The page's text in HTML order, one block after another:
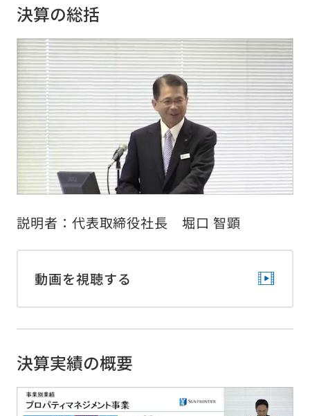
サイトのご利用について
個人情報保護方針
電子公告
金融商品の販売等に係る勧誘方針
金融商品取引等に関する苦情等についての対応のご案内
警備業標識の表示
ソーシャルメディア運用方針
サイトの使い方
サイトナビ
サイトマップ
© Sun Frontier Fudousan Co., Ltd.
決算の総括
説明者：代表取締役社長 堀口 智顕
動画を視聴する
決算実績の概要